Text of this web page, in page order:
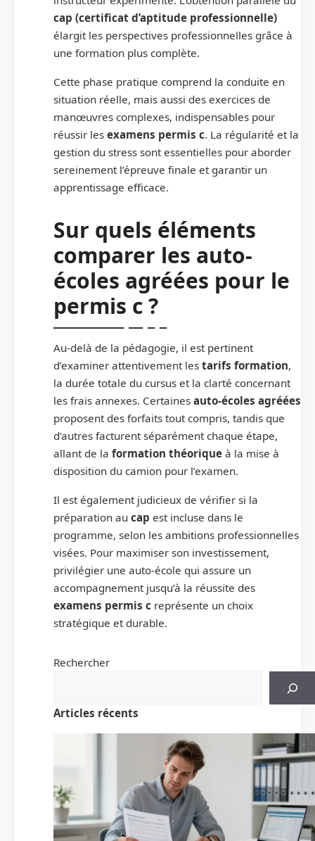
cap (certificat d’aptitude professionnelle)
élargit les perspectives professionnelles grâce à
une formation plus complète.
Cette phase pratique comprend la conduite en
situation réelle, mais aussi des exercices de
manœuvres complexes, indispensables pour
réussir les examens permis c. La régularité et la
gestion du stress sont essentielles pour aborder
sereinement l’épreuve finale et garantir un
apprentissage efficace.
Sur quels éléments
comparer les auto-
écoles agréées pour le
permis c ?
Au-delà de la pédagogie, il est pertinent
d’examiner attentivement les tarifs formation,
la durée totale du cursus et la clarté concernant
les frais annexes. Certaines auto-écoles agréées
proposent des forfaits tout compris, tandis que
d’autres facturent séparément chaque étape,
allant de la formation théorique à la mise à
disposition du camion pour l’examen.
Il est également judicieux de vérifier si la
préparation au cap est incluse dans le
programme, selon les ambitions professionnelles
visées. Pour maximiser son investissement,
privilégier une auto-école qui assure un
accompagnement jusqu’à la réussite des
examens permis c représente un choix
stratégique et durable.
Rechercher
Articles récents